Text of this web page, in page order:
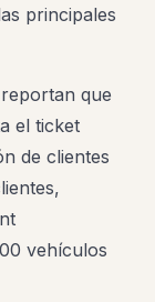
principales
que
el ticket
de clientes
vehículos